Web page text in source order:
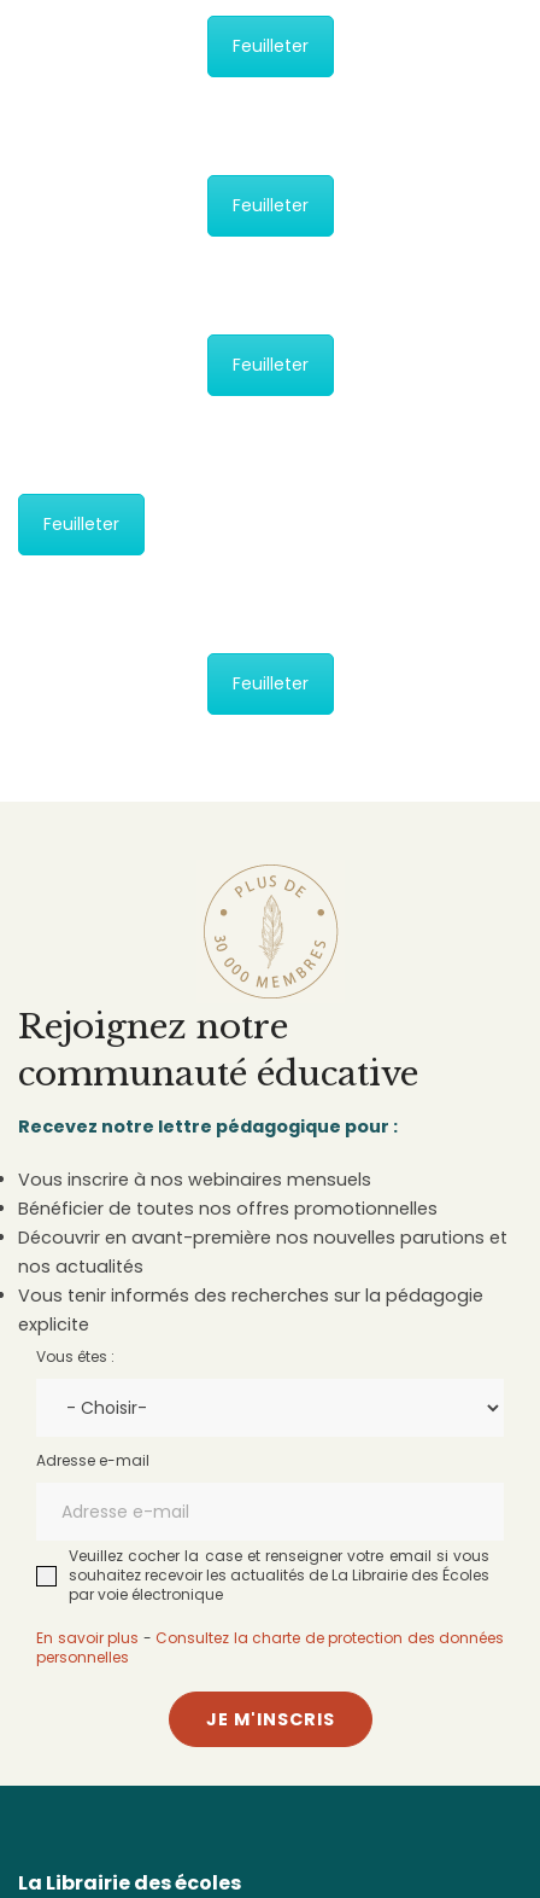
Feuilleter
Feuilleter
Feuilleter
Feuilleter
Feuilleter
Rejoignez notre
communauté éducative
Recevez notre lettre pédagogique pour :
Vous inscrire à nos webinaires mensuels
Bénéficier de toutes nos offres promotionnelles
Découvrir en avant-première nos nouvelles parutions et
nos actualités
Vous tenir informés des recherches sur la pédagogie
explicite
Vous êtes :
Adresse e-mail
Veuillez cocher la case et renseigner votre email si vous
souhaitez recevoir les actualités de La Librairie des Écoles
par voie électronique
En savoir plus - Consultez la charte de protection des données
personnelles
JE M'INSCRIS
La Librairie des écoles